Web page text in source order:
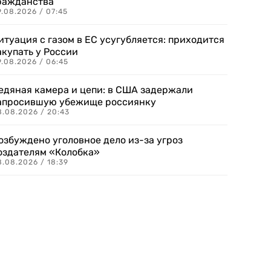
/ 07:45
с газом в ЕС усугубляется: приходится
у России
/ 06:45
камера и цепи: в США задержали
убежище россиянку
/ 20:43
уголовное дело из-за угроз
«Колобка»
/ 18:39